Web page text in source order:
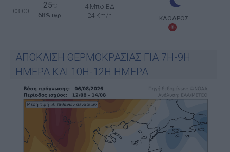
03:00
25
68% υγρ.
4 Μπφ ΒΔ
24 Km/h
ΚΑΘΑΡΟΣ
ΑΠΟΚΛΙΣΗ ΘΕΡΜΟΚΡΑΣΙΑΣ ΓΙΑ 7Η-9Η
ΗΜΕΡΑ ΚΑΙ 10Η-12Η ΗΜΕΡΑ